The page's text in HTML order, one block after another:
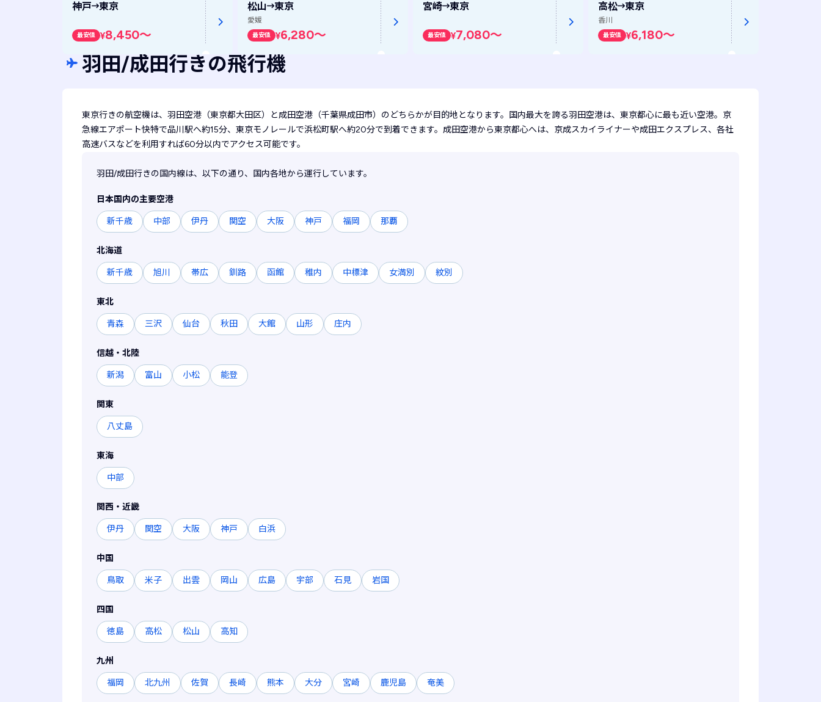
神戸 東京
最安値 ¥8,450～
松山
愛媛
東京
最安値 ¥6,280～
宮崎 東京
最安値 ¥7,080～
高松
香川
東京
最安値 ¥6,180～
羽田/成田行きの飛行機
東京行きの航空機は、羽田空港（東京都大田区）と成田空港（千葉県成田市）のどちらかが目的地となります。国内最大を誇る羽田空港は、東京都心に最も近い空港。京
急線エアポート快特で品川駅へ約15分、東京モノレールで浜松町駅へ約20分で到着できます。成田空港から東京都心へは、京成スカイライナーや成田エクスプレス、各社
高速バスなどを利用すれば60分以内でアクセス可能です。
羽田/成田行きの国内線は、以下の通り、国内各地から運行しています。
日本国内の主要空港
新千歳 中部 伊丹 関空 大阪 神戸 福岡 那覇
北海道
新千歳 旭川 帯広 釧路 函館 稚内 中標津 女満別 紋別
東北
青森 三沢 仙台 秋田 大館 山形 庄内
信越・北陸
新潟 富山 小松 能登
関東
八丈島
東海
中部
関西・近畿
伊丹 関空 大阪 神戸 白浜
中国
鳥取 米子 出雲 岡山 広島 宇部 石見 岩国
四国
徳島 高松 松山 高知
九州
福岡 北九州 佐賀 長崎 熊本 大分 宮崎 鹿児島 奄美